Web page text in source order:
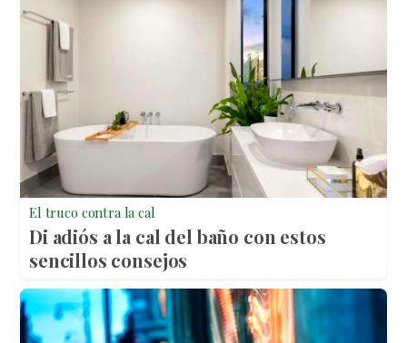
El truco contra la cal
Di adiós a la cal del baño con estos
sencillos consejos